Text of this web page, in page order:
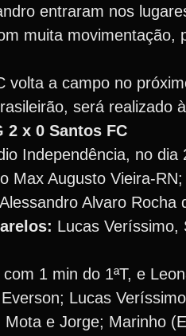
entraram nos
muita movimentação,
volta a campo no
será realizado
2 x 0 Santos FC
Independência, no dia
Max Augusto Vieira-RN;
Alessandro Alvaro Rocha
Lucas Veríssimo,
1 min do 1ªT, e
Everson; Lucas
Mota e Jorge; Marinho